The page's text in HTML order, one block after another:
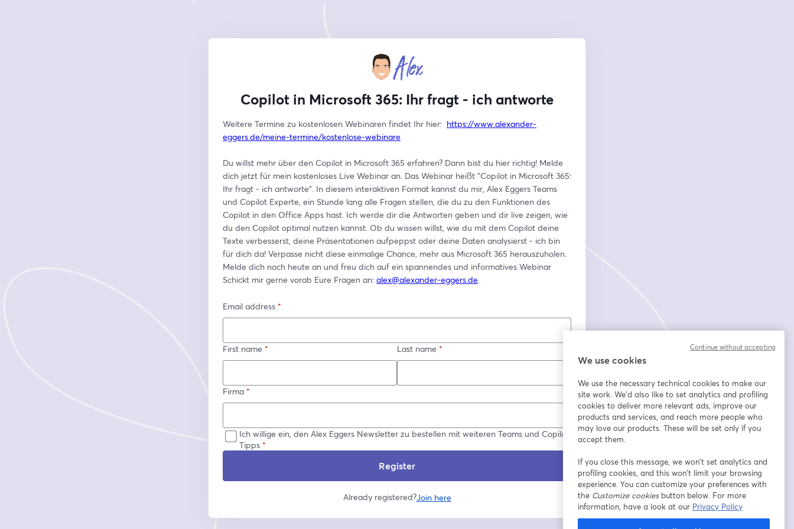
Copilot in Microsoft 365: Ihr fragt - ich antworte
Weitere Termine zu kostenlosen Webinaren findet Ihr hier: https://www.alexander-
eggers.de/meine-termine/kostenlose-webinare
Du willst mehr über den Copilot in Microsoft 365 erfahren? Dann bist du hier richtig! Melde
dich jetzt für mein kostenloses Live Webinar an. Das Webinar heißt "Copilot in Microsoft 365:
Ihr fragt - ich antworte". In diesem interaktiven Format kannst du mir, Alex Eggers Teams
und Copilot Experte, ein Stunde lang alle Fragen stellen, die du zu den Funktionen des
Copilot in den Office Apps hast. Ich werde dir die Antworten geben und dir live zeigen, wie
du den Copilot optimal nutzen kannst. Ob du wissen willst, wie du mit dem Copilot deine
Texte verbesserst, deine Präsentationen aufpeppst oder deine Daten analysierst - ich bin
für dich da! Verpasse nicht diese einmalige Chance, mehr aus Microsoft 365 herauszuholen.
Melde dich noch heute an und freu dich auf ein spannendes und informatives Webinar
Schickt mir gerne vorab Eure Fragen an: alex@alexander-eggers.de.
Email address *
First name * Last name *
Firma *
Ich willige ein, den Alex Eggers Newsletter zu bestellen mit weiteren Teams und Copilot
Tipps *
Register
Already registered?Join here
We use cookies
We use the necessary technical cookies to make our
site work. We'd also like to set analytics and profiling
cookies to deliver more relevant ads, improve our
products and services, and reach more people who
may love our products. These will be set only if you
accept them.
If you close this message, we won’t set analytics and
profiling cookies, and this won’t limit your browsing
experience. You can customize your preferences with
the Customize cookiesbutton below. For more
information, have a look at our Privacy Policy
Continue without accepting